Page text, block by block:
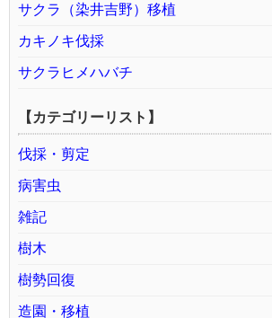
サクラ（染井吉野）移植
カキノキ伐採
サクラヒメハバチ
【カテゴリーリスト】
伐採・剪定
病害虫
雑記
樹木
樹勢回復
造園・移植